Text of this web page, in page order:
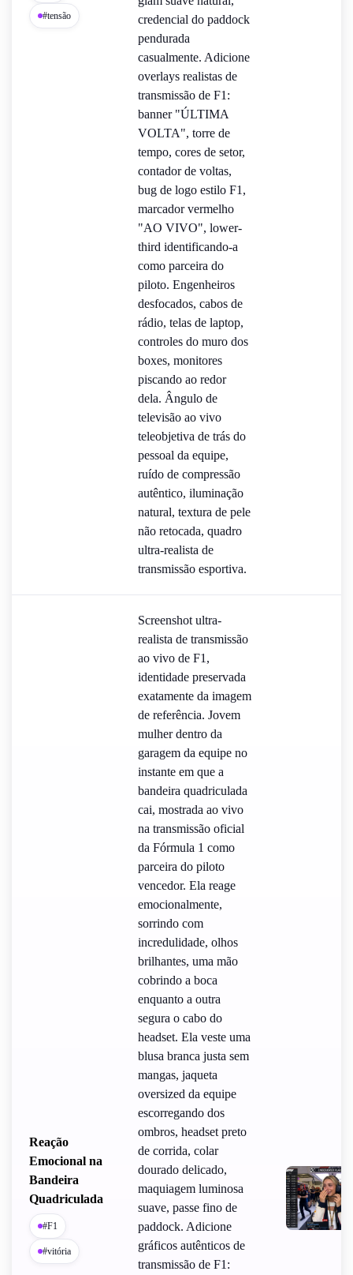
#tensão
credencial do paddock
pendurada
casualmente. Adicione
overlays realistas de
transmissão de F1:
banner "ÚLTIMA
VOLTA", torre de
tempo, cores de setor,
contador de voltas,
bug de logo estilo F1,
marcador vermelho
"AO VIVO", lower-
third identificando-a
como parceira do
piloto. Engenheiros
desfocados, cabos de
rádio, telas de laptop,
controles do muro dos
boxes, monitores
piscando ao redor
dela. Ângulo de
televisão ao vivo
teleobjetiva de trás do
pessoal da equipe,
ruído de compressão
autêntico, iluminação
natural, textura de pele
não retocada, quadro
ultra-realista de
transmissão esportiva.
Reação
Emocional na
Bandeira
Quadriculada
#F1
#vitória
Screenshot ultra-
realista de transmissão
ao vivo de F1,
identidade preservada
exatamente da imagem
de referência. Jovem
mulher dentro da
garagem da equipe no
instante em que a
bandeira quadriculada
cai, mostrada ao vivo
na transmissão oficial
da Fórmula 1 como
parceira do piloto
vencedor. Ela reage
emocionalmente,
sorrindo com
incredulidade, olhos
brilhantes, uma mão
cobrindo a boca
enquanto a outra
segura o cabo do
headset. Ela veste uma
blusa branca justa sem
mangas, jaqueta
oversized da equipe
escorregando dos
ombros, headset preto
de corrida, colar
dourado delicado,
maquiagem luminosa
suave, passe fino de
paddock. Adicione
gráficos autênticos de
transmissão de F1: